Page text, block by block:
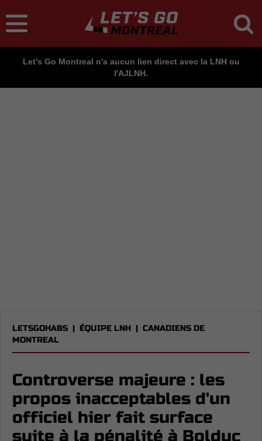
Let's Go Montreal n'a aucun lien direct avec la LNH ou
l'AJLNH.
LETSGOHABS | ÉQUIPE LNH | CANADIENS DE
MONTREAL
Controverse majeure : les
propos inacceptables d'un
officiel hier fait surface
suite à la pénalité à Bolduc